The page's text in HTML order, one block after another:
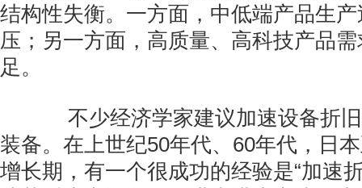
结构性失衡。一方面，中低端产品生
压；另一方面，高质量、高科技产品
足。
不少经济学家建议加速设备折旧
装备。在上世纪50年代、60年代，日
增长期，有一个很成功的经验是“加速